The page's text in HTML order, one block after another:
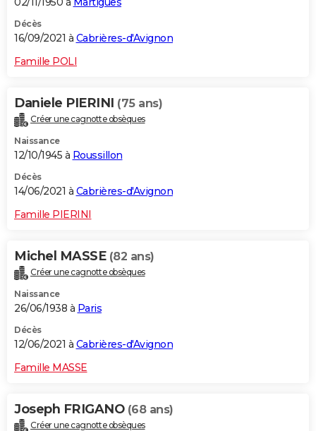
Décès
16/09/2021 à Cabrières-d'Avignon
Famille POLI
Daniele PIERINI (75 ans)
Créer une cagnotte obsèques
Naissance
12/10/1945 à Roussillon
Décès
14/06/2021 à Cabrières-d'Avignon
Famille PIERINI
Michel MASSE (82 ans)
Créer une cagnotte obsèques
Naissance
26/06/1938 à Paris
Décès
12/06/2021 à Cabrières-d'Avignon
Famille MASSE
Joseph FRIGANO (68 ans)
Créer une cagnotte obsèques